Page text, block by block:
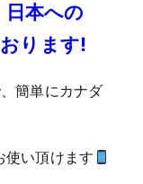
本への
ります!
簡単にカナダ
使い頂けます